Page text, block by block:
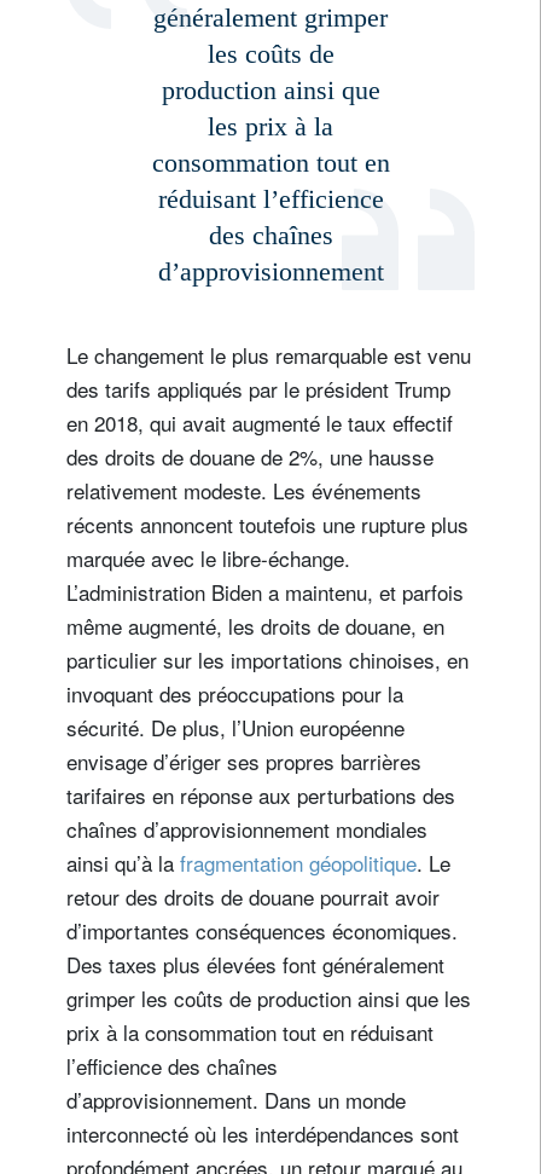
généralement grimper
les coûts de
production ainsi que
les prix à la
consommation tout en
réduisant l’efficience
des chaînes
d’approvisionnement
Le changement le plus remarquable est venu
des tarifs appliqués par le président Trump
en 2018, qui avait augmenté le taux effectif
des droits de douane de 2%, une hausse
relativement modeste. Les événements
récents annoncent toutefois une rupture plus
marquée avec le libre-échange.
L’administration Biden a maintenu, et parfois
même augmenté, les droits de douane, en
particulier sur les importations chinoises, en
invoquant des préoccupations pour la
sécurité. De plus, l’Union européenne
envisage d’ériger ses propres barrières
tarifaires en réponse aux perturbations des
chaînes d’approvisionnement mondiales
ainsi qu’à la fragmentation géopolitique. Le
retour des droits de douane pourrait avoir
d’importantes conséquences économiques.
Des taxes plus élevées font généralement
grimper les coûts de production ainsi que les
prix à la consommation tout en réduisant
l’efficience des chaînes
d’approvisionnement. Dans un monde
interconnecté où les interdépendances sont
profondément ancrées, un retour marqué au